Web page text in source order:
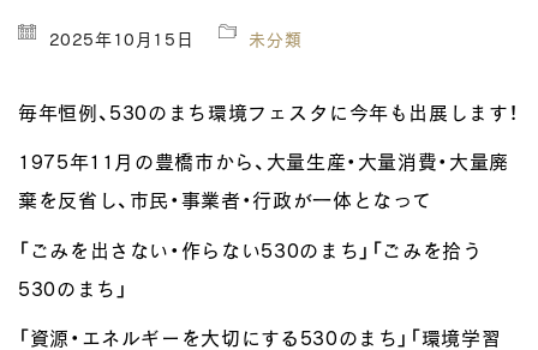
2025年10月15日 未分類
毎年恒例、530のまち環境フェスタに今年も出展します！
1975年11月の豊橋市から、大量生産・大量消費・大量廃
棄を反省し、市民・事業者・行政が一体となって
「ごみを出さない・作らない530のまち」「ごみを拾う
530のまち」
「資源・エネルギーを大切にする530のまち」「環境学習